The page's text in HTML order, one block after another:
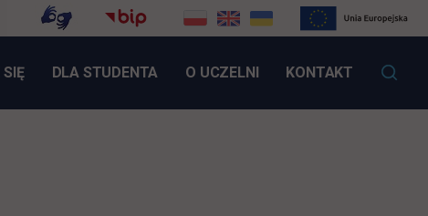
LINK OTWIERA SIĘ W NOWEJ KARCIE
DLA STUDENTA O UCZELNI KONTAKT